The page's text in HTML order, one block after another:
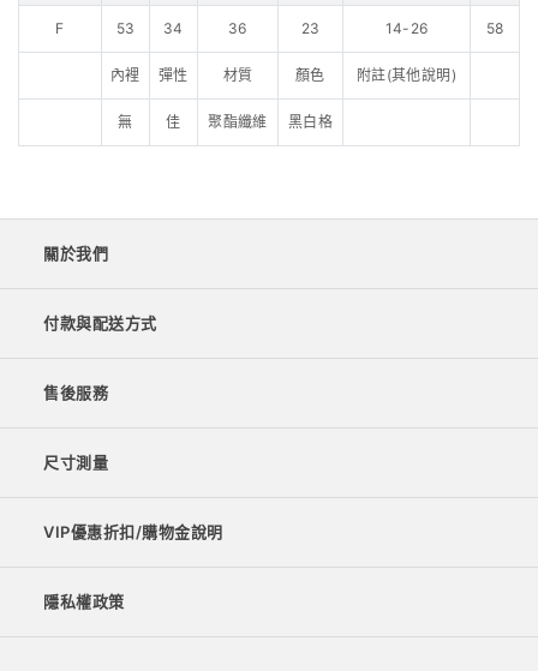
F 53 34 36 23 14-26 58
內裡 彈性 材質 顏色 附註(其他說明)
無 佳 聚酯纖維 黑白格
關於我們
付款與配送方式
售後服務
尺寸測量
VIP優惠折扣/購物金說明
隱私權政策